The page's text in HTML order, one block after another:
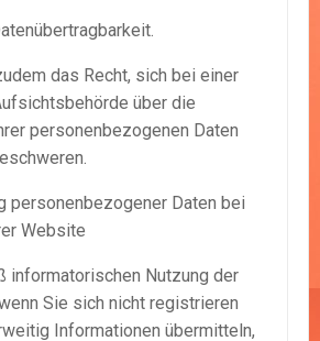
das Recht, sich bei einer
über die
personenbezogenen Daten
personenbezogener Daten bei
Website
informatorischen Nutzung der
Sie sich nicht registrieren
Informationen übermitteln,